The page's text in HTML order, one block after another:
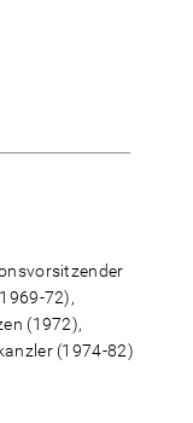
72),
(1972),
(1974-82)